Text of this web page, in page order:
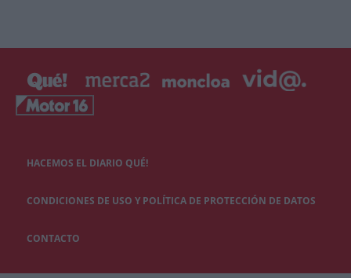
HACEMOS EL DIARIO QUÉ!
CONDICIONES DE USO Y POLÍTICA DE PROTECCIÓN DE DATOS
CONTACTO